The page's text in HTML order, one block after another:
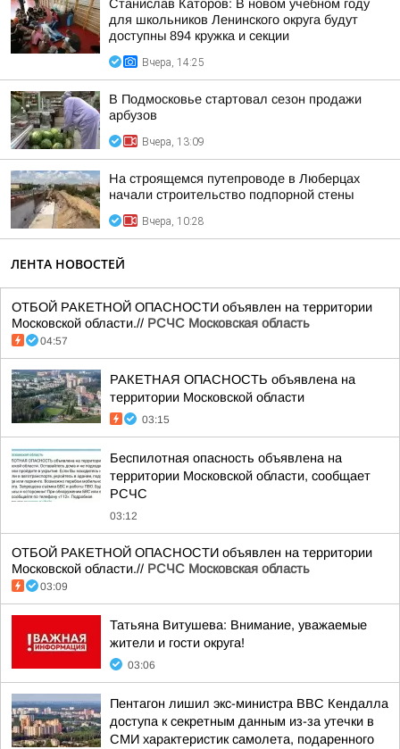
Станислав Каторов: В новом учебном году
для школьников Ленинского округа будут
доступны 894 кружка и секции
Вчера, 14:25
В Подмосковье стартовал сезон продажи
арбузов
Вчера, 13:09
На строящемся путепроводе в Люберцах
начали строительство подпорной стены
Вчера, 10:28
ЛЕНТА НОВОСТЕЙ
ОТБОЙ РАКЕТНОЙ ОПАСНОСТИ объявлен на территории
Московской области.// РСЧС Московская область
04:57
РАКЕТНАЯ ОПАСНОСТЬ объявлена на
территории Московской области
03:15
Беспилотная опасность объявлена на
территории Московской области, сообщает
РСЧС
03:12
ОТБОЙ РАКЕТНОЙ ОПАСНОСТИ объявлен на территории
Московской области.// РСЧС Московская область
03:09
Татьяна Витушева: Внимание, уважаемые
жители и гости округа!
03:06
Пентагон лишил экс-министра ВВС Кендалла
доступа к секретным данным из-за утечки в
СМИ характеристик самолета, подаренного